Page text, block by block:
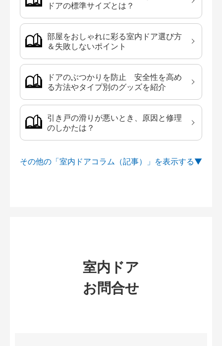
ドアの標準サイズとは？
部屋をおしゃれに彩る室内ドア選び方
＆失敗しないポイント
ドアのぶつかりを防止 安全性を高め
る方法やタイプ別のグッズを紹介
引き戸の滑りが悪いとき、原因と修理
のしかたは？
その他の「室内ドアコラム（記事）」を
室内ドア
お問合せ